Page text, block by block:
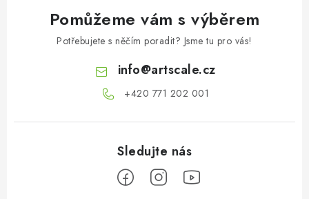
Pomůžeme vám s výběrem
Potřebujete s něčím poradit? Jsme tu pro vás!
info@artscale.cz
+420 771 202 001​